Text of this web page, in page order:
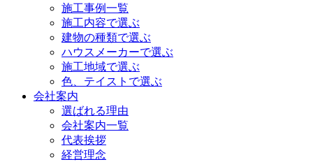
施工事例一覧
施工内容で選ぶ
建物の種類で選ぶ
ハウスメーカーで選ぶ
施工地域で選ぶ
色、テイストで選ぶ
会社案内
選ばれる理由
会社案内一覧
代表挨拶
経営理念